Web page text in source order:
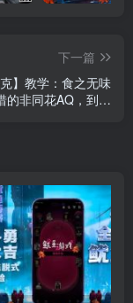
下一篇
克】教学：食之无味
的非同花AQ，到底